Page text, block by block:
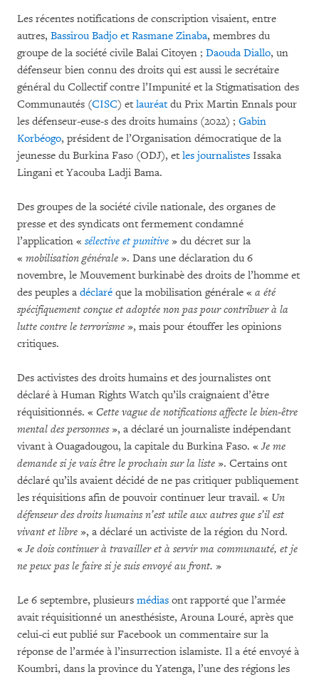
Les récentes notifications de conscription visaient, entre
autres, Bassirou Badjo et Rasmane Zinaba, membres du
groupe de la société civile Balai Citoyen ; Daouda Diallo, un
défenseur bien connu des droits qui est aussi le secrétaire
général du Collectif contre l’Impunité et la Stigmatisation des
Communautés (CISC) et lauréatdu Prix Martin Ennals pour
les défenseur-euse-s des droits humains (2022) ; Gabin
Korbéogo, président de l’Organisation démocratique de la
jeunesse du Burkina Faso (ODJ), et les journalistes Issaka
Lingani et Yacouba Ladji Bama.
Des groupes de la société civile nationale, des organes de
presse et des syndicats ont fermement condamné
l’application « sélective et punitive » du décret sur la
« mobilisation générale ». Dans une déclaration du 6
novembre, le Mouvement burkinabè des droits de l’homme et
des peuples a déclaré que la mobilisation générale « a été
spécifiquement conçue et adoptée non pas pour contribuer à la
lutte contre le terrorisme », mais pour étouffer les opinions
critiques.
Des activistes des droits humains et des journalistes ont
déclaré à Human Rights Watch qu’ils craignaient d’être
réquisitionnés. « Cette vague de notifications affecte le bien-être
mental des personnes», a déclaré un journaliste indépendant
vivant à Ouagadougou, la capitale du Burkina Faso. «Je me
demande si je vais être le prochain sur la liste ». Certains ont
déclaré qu’ils avaient décidé de ne pas critiquer publiquement
les réquisitions afin de pouvoir continuer leur travail. « Un
défenseur des droits humains n’est utile aux autres que s’il est
vivant et libre », a déclaré un activiste de la région du Nord.
«Je dois continuer à travailler et à servir ma communauté, et je
ne peux pas le faire si je suis envoyé au front. »
Le 6 septembre, plusieurs médias ont rapporté que l’armée
avait réquisitionné un anesthésiste, Arouna Louré, après que
celui-ci eut publié sur Facebook un commentaire sur la
réponse de l’armée à l’insurrection islamiste. Il a été envoyé à
Koumbri, dans la province du Yatenga, l’une des régions les